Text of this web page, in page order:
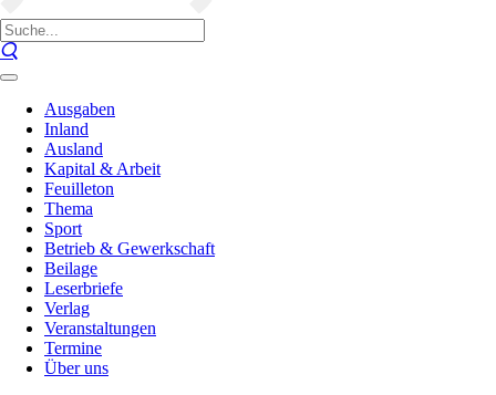
Ausgaben
Inland
Ausland
Kapital & Arbeit
Feuilleton
Thema
Sport
Betrieb & Gewerkschaft
Beilage
Leserbriefe
Verlag
Veranstaltungen
Termine
Über uns